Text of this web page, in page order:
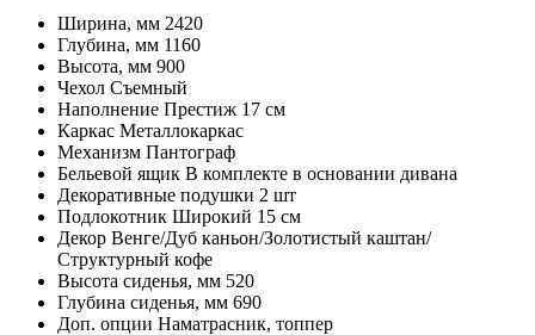
Ширина, мм 2420
Глубина, мм 1160
Высота, мм 900
Чехол Съемный
Наполнение Престиж 17 см
Каркас Металлокаркас
Механизм Пантограф
Бельевой ящик В комплекте в основании дивана
Декоративные подушки 2 шт
Подлокотник Широкий 15 см
Декор Венге/Дуб каньон/Золотистый каштан/
Структурный кофе
Высота сиденья, мм 520
Глубина сиденья, мм 690
Доп. опции Наматрасник, топпер